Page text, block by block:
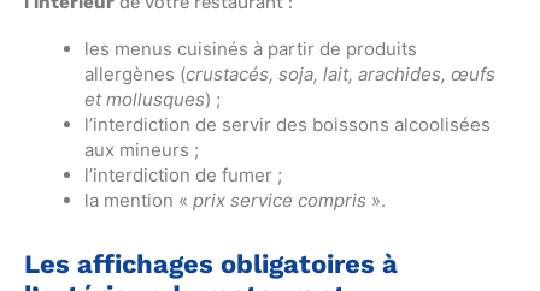
les menus cuisinés à partir de produits
allergènes (crustacés, soja, lait, arachides, œufs
et mollusques) ;
l’interdiction de servir des boissons alcoolisées
aux mineurs ;
l’interdiction de fumer ;
la mention « prix service compris ».
Les affichages obligatoires à